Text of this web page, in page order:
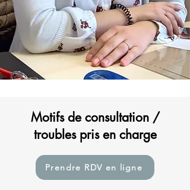
Motifs de consultation /
troubles pris en charge
Prendre RDV en ligne